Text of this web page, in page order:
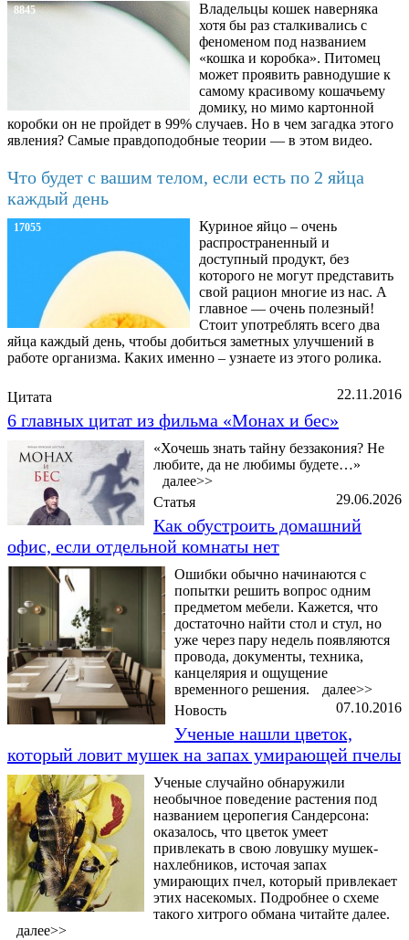
8845
Владельцы кошек наверняка
хотя бы раз сталкивались с
феноменом под названием
«кошка и коробка». Питомец
может проявить равнодушие к
самому красивому кошачьему
домику, но мимо картонной
коробки он не пройдет в 99% случаев. Но в чем загадка этого
явления? Самые правдоподобные теории — в этом видео.
Что будет с вашим телом, если есть по 2 яйца
каждый день
17055
Куриное яйцо – очень
распространенный и
доступный продукт, без
которого не могут представить
свой рацион многие из нас. А
главное — очень полезный!
Стоит употреблять всего два
яйца каждый день, чтобы добиться заметных улучшений в
работе организма. Каких именно – узнаете из этого ролика.
22.11.2016
Цитата
6 главных цитат из фильма «Монах и бес»
«Хочешь знать тайну беззакония? Не
любите, да не любимы будете…»
далее>>
29.06.2026
Статья
Как обустроить домашний
офис, если отдельной комнаты нет
Ошибки обычно начинаются с
попытки решить вопрос одним
предметом мебели. Кажется, что
достаточно найти стол и стул, но
уже через пару недель появляются
провода, документы, техника,
канцелярия и ощущение
временного решения.
далее>>
07.10.2016
Новость
Ученые нашли цветок,
который ловит мушек на запах умирающей пчелы
Ученые случайно обнаружили
необычное поведение растения под
названием церопегия Сандерсона:
оказалось, что цветок умеет
привлекать в свою ловушку мушек-
нахлебников, источая запах
умирающих пчел, который привлекает
этих насекомых. Подробнее о схеме
такого хитрого обмана читайте далее.
далее>>